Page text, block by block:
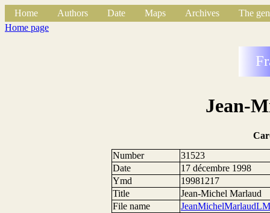
Home Authors Date Maps Archives
The
Home page
Jean-
Number
31523
Date
17 décembre 1998
Ymd
19981217
Title
Jean-Michel Marlaud
File name